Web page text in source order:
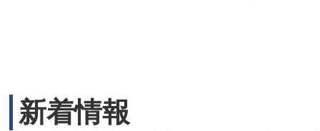
新着情報